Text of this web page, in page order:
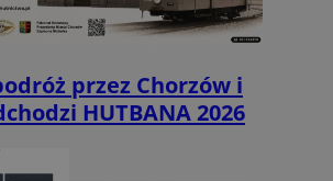
przez Chorzów i
HUTBANA 2026